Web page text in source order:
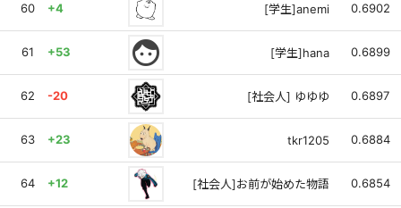
60 +4 [学生]anemi 0.6902
61 +53 face [学生]hana 0.6899
62 -20 [社会人] ゆゆゆ 0.6897
63 +23 tkr1205 0.6884
64 +12 [社会人]お前が始めた物語 0.6854